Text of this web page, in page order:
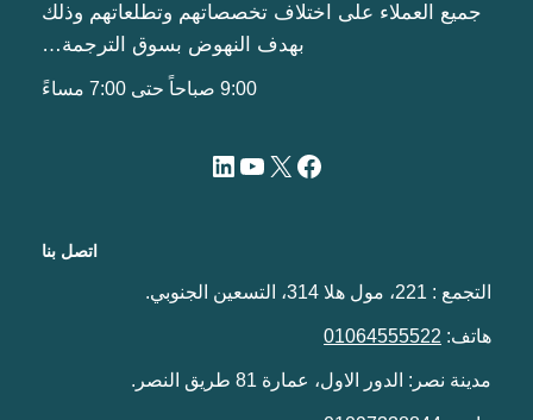
جميع العملاء على اختلاف تخصصاتهم وتطلعاتهم وذلك
بهدف النهوض بسوق الترجمة…
اتصل بنا
التجمع : 221، مول هلا 314، التسعين الجنوبي.
هاتف: 01064555522
مدينة نصر: الدور الاول، عمارة 81 طريق النصر.